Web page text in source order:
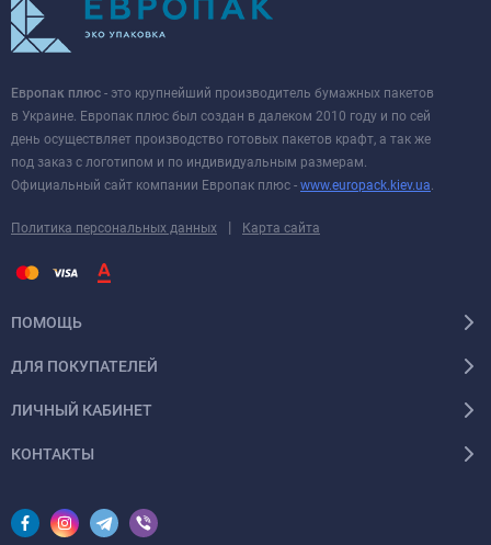
Европак плюс - это крупнейший производитель бумажных пакетов
в Украине. Европак плюс был создан в далеком 2010 году и по сей
день осуществляет производство готовых пакетов крафт, а так же
под заказ с логотипом и по индивидуальным размерам.
Официальный сайт компании Европак плюс - www.europack.kiev.ua.
Политика персональных данных | Карта сайта
ПОМОЩЬ
ДЛЯ ПОКУПАТЕЛЕЙ
ЛИЧНЫЙ КАБИНЕТ
КОНТАКТЫ